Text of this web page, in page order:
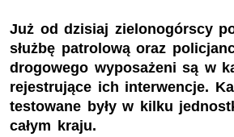
Już od dzisiaj zielonogórscy
służbę patrolową oraz
drogowego wyposażeni są w
rejestrujące ich interwencje.
testowane były w kilku
całym kraju.